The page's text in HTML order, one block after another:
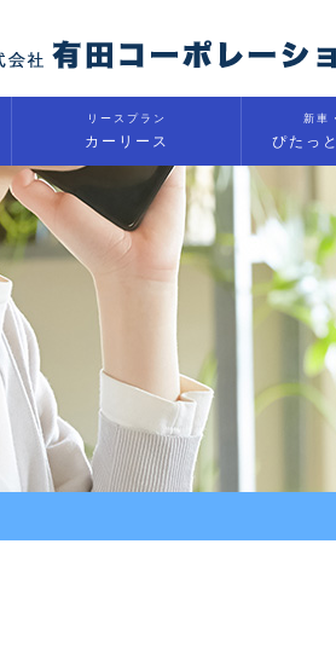
リースプラン
カーリース
新車
ぴたっ